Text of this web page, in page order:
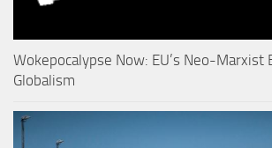
Wokepocalypse Now: EU’s Neo-Marxist
Globalism